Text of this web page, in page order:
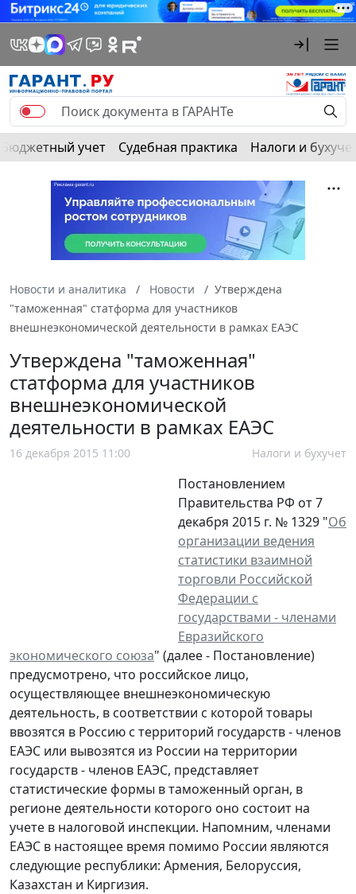
Бюджетный учет Судебная практика Налоги и
Новости и аналитика Новости
Утверждена
"таможенная" статформа для участников
внешнеэкономической деятельности в рамках ЕАЭС
Утверждена "таможенная"
статформа для участников
внешнеэкономической
деятельности в рамках ЕАЭС
16 декабря 2015 11:00 Налоги и бухучет
Постановлением
Правительства РФ от 7
декабря 2015 г. № 1329 "Об
организации ведения
статистики взаимной
торговли Российской
Федерации с
государствами - членами
Евразийского
экономического союза" (далее - Постановление)
предусмотрено, что российское лицо,
осуществляющее внешнеэкономическую
деятельность, в соответствии с которой товары
ввозятся в Россию с территорий государств - членов
ЕАЭС или вывозятся из России на территории
государств - членов ЕАЭС, представляет
статистические формы в таможенный орган, в
регионе деятельности которого оно состоит на
учете в налоговой инспекции. Напомним, членами
ЕАЭС в настоящее время помимо России являются
следующие республики: Армения, Белоруссия,
Казахстан и Киргизия.